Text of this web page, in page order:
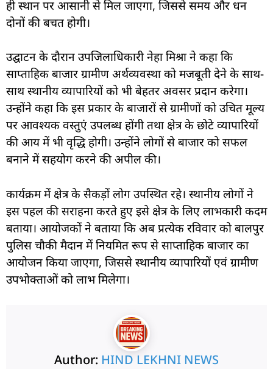
ही स्थान पर आसानी से मिल जाएगा, जिससे समय और धन
दोनों की बचत होगी।
उद्घाटन के दौरान उपजिलाधिकारी नेहा मिश्रा ने कहा कि
साप्ताहिक बाजार ग्रामीण अर्थव्यवस्था को मजबूती देने के साथ-
साथ स्थानीय व्यापारियों को भी बेहतर अवसर प्रदान करेगा।
उन्होंने कहा कि इस प्रकार के बाजारों से ग्रामीणों को उचित मूल्य
पर आवश्यक वस्तुएं उपलब्ध होंगी तथा क्षेत्र के छोटे व्यापारियों
की आय में भी वृद्धि होगी। उन्होंने लोगों से बाजार को सफल
बनाने में सहयोग करने की अपील की।
कार्यक्रम में क्षेत्र के सैकड़ों लोग उपस्थित रहे। स्थानीय लोगों ने
इस पहल की सराहना करते हुए इसे क्षेत्र के लिए लाभकारी कदम
बताया। आयोजकों ने बताया कि अब प्रत्येक रविवार को बालपुर
पुलिस चौकी मैदान में नियमित रूप से साप्ताहिक बाजार का
आयोजन किया जाएगा, जिससे स्थानीय व्यापारियों एवं ग्रामीण
उपभोक्ताओं को लाभ मिलेगा।
Author: HIND LEKHNI NEWS